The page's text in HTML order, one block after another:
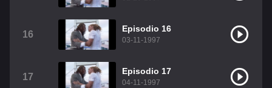
16
Episodio 16
03-11-1997
17
Episodio 17
04-11-1997